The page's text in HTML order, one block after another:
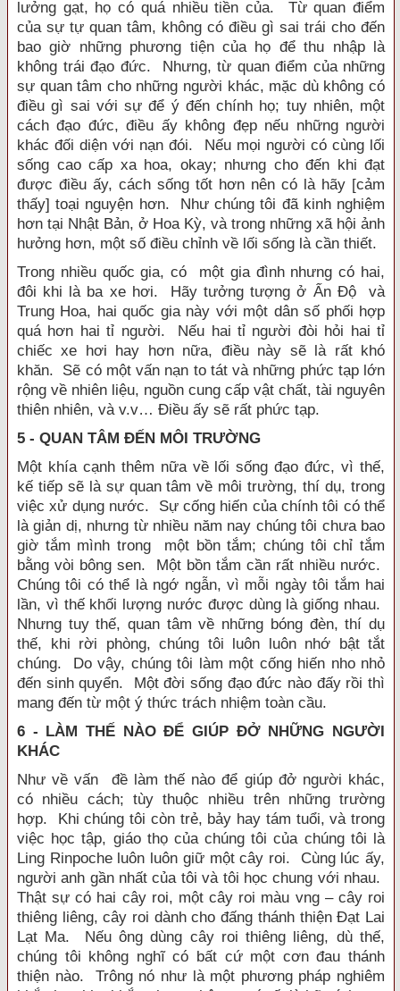
lưởng gạt, họ có quá nhiều tiền của. Từ quan điểm
của sự tự quan tâm, không có điều gì sai trái cho đến
bao giờ những phương tiện của họ để thu nhập là
không trái đạo đức. Nhưng, từ quan điểm của những
sự quan tâm cho những người khác, mặc dù không có
điều gì sai với sự để ý đến chính họ; tuy nhiên, một
cách đạo đức, điều ấy không đẹp nếu những người
khác đối diện với nạn đói. Nếu mọi người có cùng lối
sống cao cấp xa hoa, okay; nhưng cho đến khi đạt
được điều ấy, cách sống tốt hơn nên có là hãy [cảm
thấy] toại nguyện hơn. Như chúng tôi đã kinh nghiệm
hơn tại Nhật Bản, ở Hoa Kỳ, và trong những xã hội ảnh
hưởng hơn, một số điều chỉnh về lối sống là cần thiết.
Trong nhiều quốc gia, có một gia đình nhưng có hai,
đôi khi là ba xe hơi. Hãy tưởng tượng ở Ấn Độ và
Trung Hoa, hai quốc gia này với một dân số phối hợp
quá hơn hai tỉ người. Nếu hai tỉ người đòi hỏi hai tỉ
chiếc xe hơi hay hơn nữa, điều này sẽ là rất khó
khăn. Sẽ có một vấn nạn to tát và những phức tạp lớn
rộng về nhiên liệu, nguồn cung cấp vật chất, tài nguyên
thiên nhiên, và v.v… Điều ấy sẽ rất phức tạp.
5 - QUAN TÂM ĐẾN MÔI TRƯỜNG
Một khía cạnh thêm nữa về lối sống đạo đức, vì thế,
kế tiếp sẽ là sự quan tâm về môi trường, thí dụ, trong
việc xử dụng nước. Sự cống hiến của chính tôi có thể
là giản dị, nhưng từ nhiều năm nay chúng tôi chưa bao
giờ tắm mình trong một bồn tắm; chúng tôi chỉ tắm
bằng vòi bông sen. Một bồn tắm cần rất nhiều nước.
Chúng tôi có thể là ngớ ngẫn, vì mỗi ngày tôi tắm hai
lần, vì thế khối lượng nước được dùng là giống nhau.
Nhưng tuy thế, quan tâm về những bóng đèn, thí dụ
thế, khi rời phòng, chúng tôi luôn luôn nhớ bật tắt
chúng. Do vậy, chúng tôi làm một cống hiến nho nhỏ
đến sinh quyển. Một đời sống đạo đức nào đấy rồi thì
mang đến từ một ý thức trách nhiệm toàn cầu.
6 - LÀM THẾ NÀO ĐỂ GIÚP ĐỞ NHỮNG NGƯỜI
KHÁC
Như về vấn đề làm thế nào để giúp đở người khác,
có nhiều cách; tùy thuộc nhiều trên những trường
hợp. Khi chúng tôi còn trẻ, bảy hay tám tuổi, và trong
việc học tập, giáo thọ của chúng tôi của chúng tôi là
Ling Rinpoche luôn luôn giữ một cây roi. Cùng lúc ấy,
người anh gần nhất của tôi và tôi học chung với nhau.
Thật sự có hai cây roi, một cây roi màu vng – cây roi
thiêng liêng, cây roi dành cho đấng thánh thiện Đạt Lai
Lạt Ma. Nếu ông dùng cây roi thiêng liêng, dù thế,
chúng tôi không nghĩ có bất cứ một cơn đau thánh
thiện nào. Trông nó như là một phương pháp nghiêm